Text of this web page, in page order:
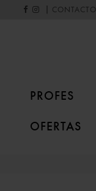
CONTACTO
PROFES
OFERTAS